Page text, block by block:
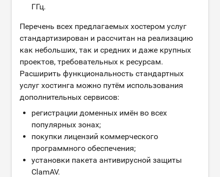
ГГц.
Перечень всех предлагаемых хостером услуг
стандартизирован и рассчитан на реализацию
как небольших, так и средних и даже крупных
проектов, требовательных к ресурсам.
Расширить функциональность стандартных
услуг хостинга можно путём использования
дополнительных сервисов:
регистрации доменных имён во всех
популярных зонах;
покупки лицензий коммерческого
программного обеспечения;
установки пакета антивирусной защиты
ClamAV.